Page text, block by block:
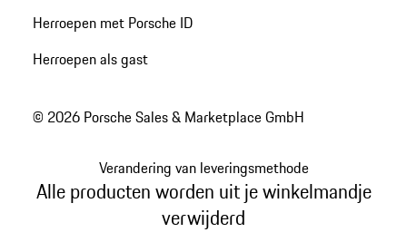
Herroepen met Porsche ID
Herroepen als gast
© 2026 Porsche Sales & Marketplace GmbH
Verandering van leveringsmethode
Alle producten worden uit je winkelmandje
verwijderd